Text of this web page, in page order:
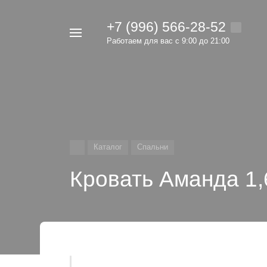
+7 (996) 566-28-52
Работаем для вас с 9:00 до 21:00
Каталог Спальни
Кровать Аманда